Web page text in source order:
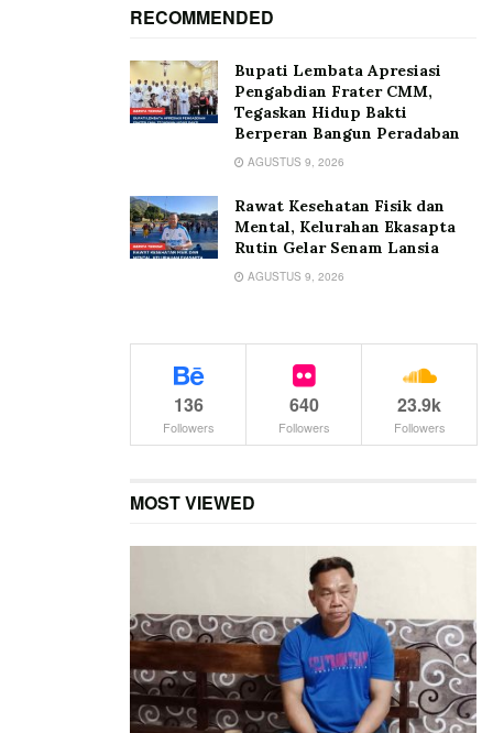
RECOMMENDED
Bupati Lembata Apresiasi
Pengabdian Frater CMM,
Tegaskan Hidup Bakti
Berperan Bangun Peradaban
AGUSTUS 9, 2026
Rawat Kesehatan Fisik dan
Mental, Kelurahan Ekasapta
Rutin Gelar Senam Lansia
AGUSTUS 9, 2026
136
Followers
640
Followers
23.9k
Followers
MOST VIEWED